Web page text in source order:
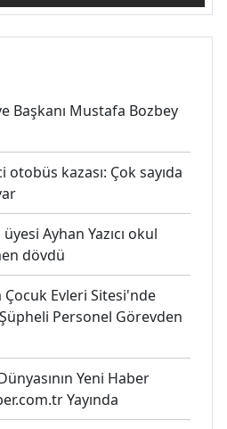
Başkanı Mustafa Bozbey
otobüs kazası: Çok sayıda
Ayhan Yazıcı okul
dövdü
Çocuk Evleri Sitesi'nde
Personel Görevden
Yeni Haber
Yayında